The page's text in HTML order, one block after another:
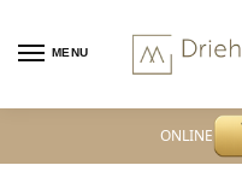
MENU
ONLINE